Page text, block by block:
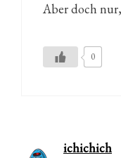
Aber doch
0
ichichich